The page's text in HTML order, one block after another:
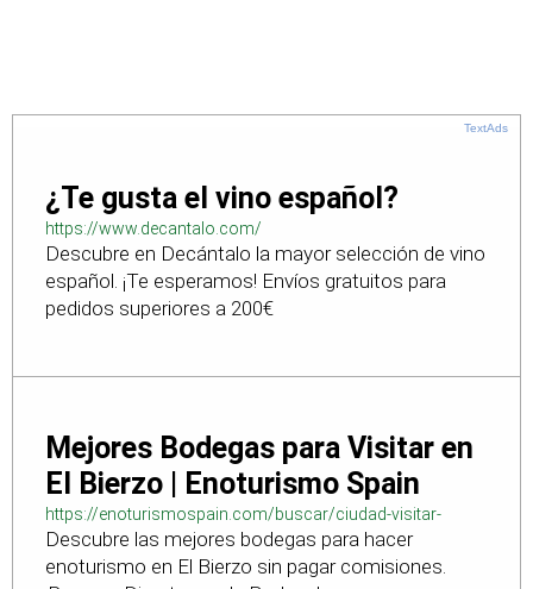
TextAds
¿Te gusta el vino español?
https://www.decantalo.com/
Descubre en Decántalo la mayor selección de vino
español. ¡Te esperamos! Envíos gratuitos para
pedidos superiores a 200€
Mejores Bodegas para Visitar en
El Bierzo | Enoturismo Spain
https://enoturismospain.com/buscar/ciudad-visitar-
bodegas-en-leon
Descubre las mejores bodegas para hacer
enoturismo en El Bierzo sin pagar comisiones.